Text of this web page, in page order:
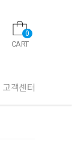
CART
0
고객센터